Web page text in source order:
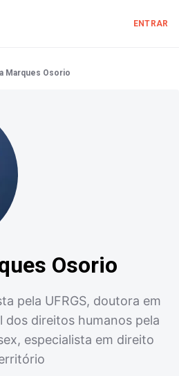
ENTRAR
Marques Osorio
Osorio
pela UFRGS, doutora em
direitos humanos pela
especialista em direito